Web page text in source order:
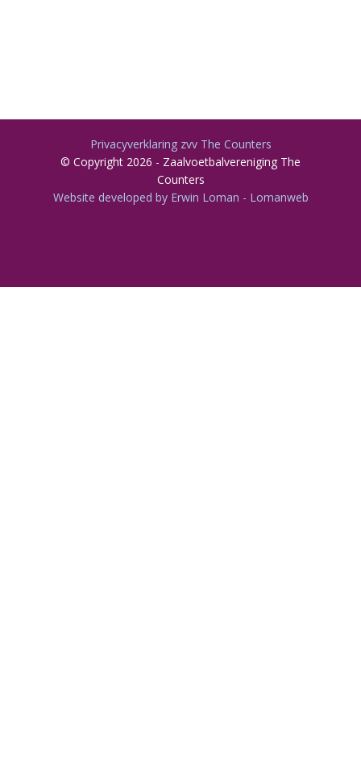
Privacyverklaring zvv The Counters
© Copyright 2026 - Zaalvoetbalvereniging The
Counters
Website developed by Erwin Loman - Lomanweb